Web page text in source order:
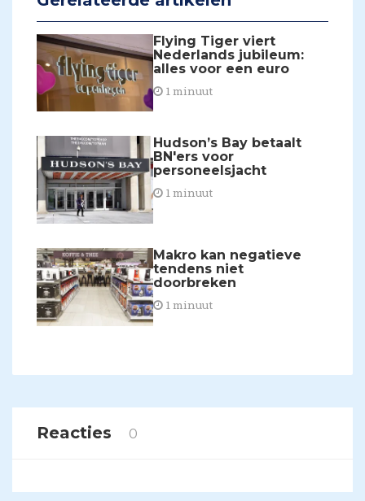
Flying Tiger viert
Nederlands jubileum:
alles voor een euro
1 minuut
Hudson’s Bay betaalt
BN'ers voor
personeelsjacht
1 minuut
​Makro kan negatieve
tendens niet
doorbreken
1 minuut
Reacties 0